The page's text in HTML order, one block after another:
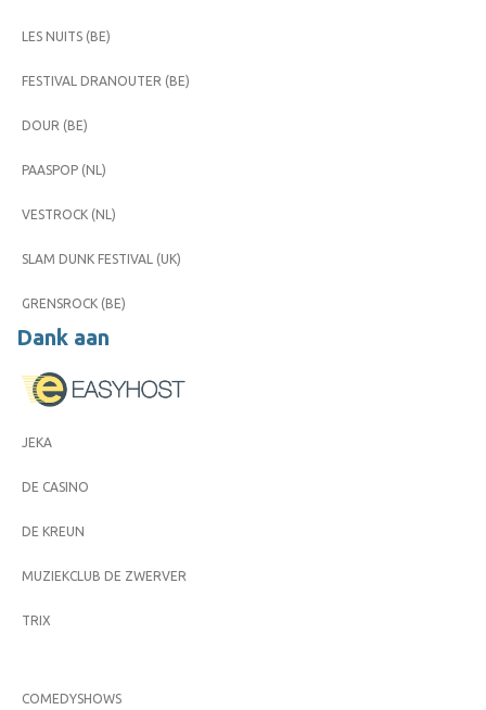
LES NUITS (BE)
FESTIVAL DRANOUTER (BE)
DOUR (BE)
PAASPOP (NL)
VESTROCK (NL)
SLAM DUNK FESTIVAL (UK)
GRENSROCK (BE)
Dank aan
JEKA
DE CASINO
DE KREUN
MUZIEKCLUB DE ZWERVER
TRIX
COMEDYSHOWS